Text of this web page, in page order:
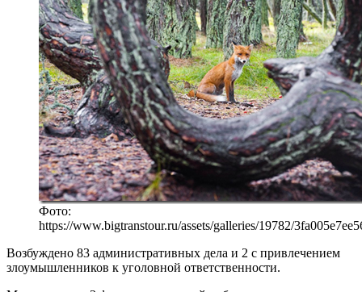
Фото:
https://www.bigtranstour.ru/assets/galleries/19782/
Возбуждено 83 административных дела и 2 с привлечением
злоумышленников к уголовной ответственности.